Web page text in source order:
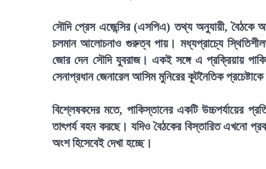
সৌদি প্রেস এজেন্সির (এসপিএ) তথ্য অনুযায়ী, বৈঠকে
চলমান আলোচনাও গুরুত্ব পায়। মধ্যপ্রাচ্যে
জোর দেন সৌদি যুবরাজ। একই সঙ্গে এ প্রক্রিয়ায়
সেনাপ্রধান জেনারেল আসিম মুনিরের কূটনৈতিক
বিশ্লেষকদের মতে, পাকিস্তানের একটি উচ্চপর্যায়ের
তাৎপর্য বহন করছে। যদিও বৈঠকের বিস্তারিত এখনো
অংশ হিসেবেই দেখা হচ্ছে।